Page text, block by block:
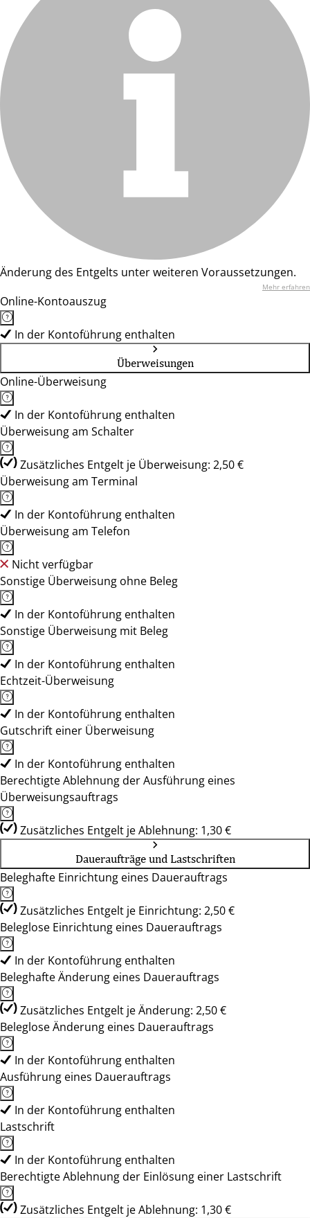
Änderung des Entgelts unter weiteren Voraussetzungen.
Mehr erfahren
Online-Kontoauszug
In der Kontoführung enthalten
Überweisungen
Online-Überweisung
In der Kontoführung enthalten
Überweisung am Schalter
Zusätzliches Entgelt je Überweisung: 2,50 €
Überweisung am Terminal
In der Kontoführung enthalten
Überweisung am Telefon
Nicht verfügbar
Sonstige Überweisung ohne Beleg
In der Kontoführung enthalten
Sonstige Überweisung mit Beleg
In der Kontoführung enthalten
Echtzeit-Überweisung
In der Kontoführung enthalten
Gutschrift einer Überweisung
In der Kontoführung enthalten
Berechtigte Ablehnung der Ausführung eines
Überweisungsauftrags
Zusätzliches Entgelt je Ablehnung: 1,30 €
Daueraufträge und Lastschriften
Beleghafte Einrichtung eines Dauerauftrags
Zusätzliches Entgelt je Einrichtung: 2,50 €
Beleglose Einrichtung eines Dauerauftrags
In der Kontoführung enthalten
Beleghafte Änderung eines Dauerauftrags
Zusätzliches Entgelt je Änderung: 2,50 €
Beleglose Änderung eines Dauerauftrags
In der Kontoführung enthalten
Ausführung eines Dauerauftrags
In der Kontoführung enthalten
Lastschrift
In der Kontoführung enthalten
Berechtigte Ablehnung der Einlösung einer Lastschrift
Zusätzliches Entgelt je Ablehnung: 1,30 €